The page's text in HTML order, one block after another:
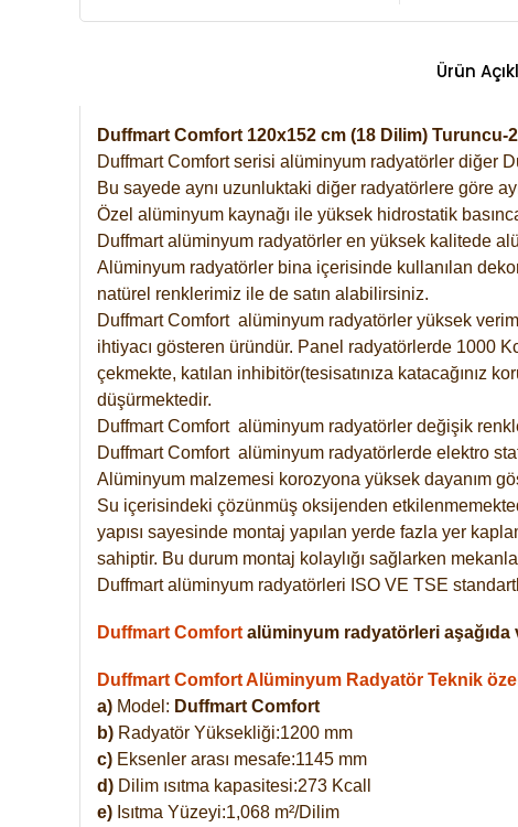
Ürün
Duffmart Comfort 120x152 cm (18 Dilim)
Duffmart Comfort serisi alüminyum radyatörler diğer
Bu sayede aynı uzunluktaki diğer radyatörlere göre
Özel alüminyum kaynağı ile yüksek hidrostatik
Duffmart alüminyum radyatörler en yüksek kalitede
Alüminyum radyatörler bina içerisinde kullanılan
natürel renklerimiz ile de satın alabilirsiniz.
Duffmart Comfort alüminyum radyatörler yüksek
ihtiyacı gösteren üründür. Panel radyatörlerde 1000
çekmekte, katılan inhibitör(tesisatınıza katacağınız
düşürmektedir.
Duffmart Comfort alüminyum radyatörler değişik
DuffmartComfort alüminyum radyatörlerde elektro
Alüminyum malzemesi korozyona yüksek dayanım
Su içerisindeki çözünmüş oksijenden
yapısı sayesinde montaj yapılan yerde fazla yer
sahiptir. Bu durum montaj kolaylığı sağlarken
Duffmart alüminyum radyatörleri ISO VE TSE
Duffmart Comfort alüminyum radyatörleri
Duffmart Comfort Alüminyum Radyatör Teknik
a) Model: Duffmart Comfort
b) Radyatör Yüksekliği:1200 mm
c) Eksenler arası mesafe:1145 mm
d) Dilim ısıtma kapasitesi:273 Kcall
e) Isıtma Yüzeyi:1,068 m²/Dilim